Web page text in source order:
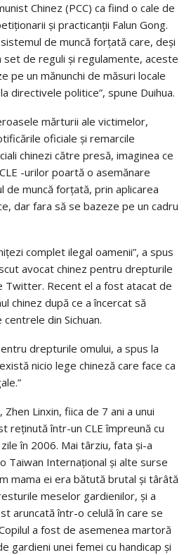
Chinez (PCC) ca fiind o cale de
şi practicanţii Falun Gong.
de muncă forţată care, deşi
de reguli şi regulamente, aceste
pe un mănunchi de măsuri locale
directivele politice”, spune Duihua.
mărturii ale victimelor,
oficiale şi remarcile
chinezi către presă, imaginea ce
-urilor poartă o asemănare
de muncă forţată, prin aplicarea
dar fara să se bazeze pe un cadru
complet ilegal oamenii”, a spus
avocat chinez pentru drepturile
Twitter. Recent el a fost atacat de
chinez după ce a încercat să
din Sichuan.
drepturile omului, a spus la
nicio lege chineză care face ca
Linxin, fiica de 7 ani a unui
reţinută într-un CLE împreună cu
în 2006. Mai târziu, fata şi-a
Taiwan Internaţional şi alte surse
mama ei era bătută brutal şi târâtă
meselor gardienilor, şi a
aruncată într-o celulă în care se
a fost de asemenea martoră
gardieni unei femei cu handicap şi